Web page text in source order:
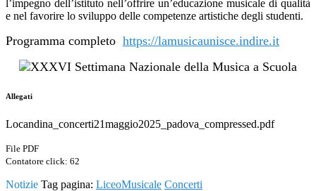
l’impegno dell’istituto nell’offrire un’educazione musicale di qualità
e nel favorire lo sviluppo delle competenze artistiche degli studenti.
Programma completo https://lamusicaunisce.indire.it
Allegati
Locandina_concerti21maggio2025_padova_compressed.pdf
File PDF
Contatore click: 62
Notizie Tag pagina: LiceoMusicale Concerti